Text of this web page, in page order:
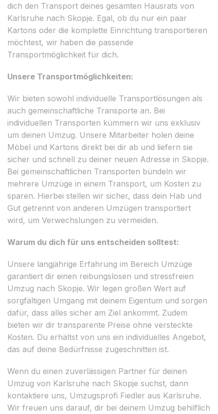
dich den Transport deines gesamten Hausrats von
Karlsruhe nach Skopje. Egal, ob du nur ein paar
Kartons oder die komplette Einrichtung transportieren
möchtest, wir haben die passende
Transportmöglichkeit für dich.
Unsere Transportmöglichkeiten:
Wir bieten sowohl individuelle Transportlösungen als
auch gemeinschaftliche Transporte an. Bei
individuellen Transporten kümmern wir uns exklusiv
um deinen Umzug. Unsere Mitarbeiter holen deine
Möbel und Kartons direkt bei dir ab und liefern sie
sicher und schnell zu deiner neuen Adresse in Skopje.
Bei gemeinschaftlichen Transporten bündeln wir
mehrere Umzüge in einem Transport, um Kosten zu
sparen. Hierbei stellen wir sicher, dass dein Hab und
Gut getrennt von anderen Umzügen transportiert
wird, um Verwechslungen zu vermeiden.
Warum du dich für uns entscheiden solltest:
Unsere langjährige Erfahrung im Bereich Umzüge
garantiert dir einen reibungslosen und stressfreien
Umzug nach Skopje. Wir legen großen Wert auf
sorgfältigen Umgang mit deinem Eigentum und sorgen
dafür, dass alles sicher am Ziel ankommt. Zudem
bieten wir dir transparente Preise ohne versteckte
Kosten. Du erhältst von uns ein individuelles Angebot,
das auf deine Bedürfnisse zugeschnitten ist.
Wenn du einen zuverlässigen Partner für deinen
Umzug von Karlsruhe nach Skopje suchst, dann
kontaktiere uns, Umzugsprofi Fiedler aus Karlsruhe.
Wir freuen uns darauf, dir bei deinem Umzug behilflich